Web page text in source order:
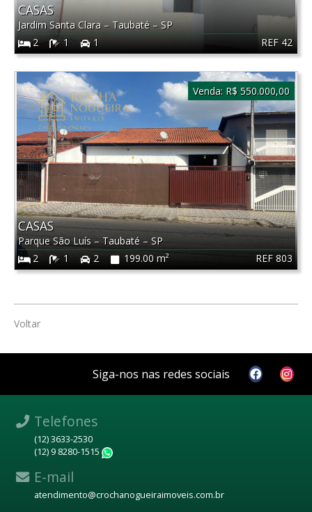
REF 42
CASAS
Jardim Santa Clara–Taubaté–SP
2
1 1
REF 803
CASAS
Parque São Luís –Taubaté – SP
2
1 2 199.00 m²
Venda: R$ 550.000,00
Voltar
Siga-nos nas redes sociais
Telefones
(12) 3633-2530
(12) 9 8280-1515
E-mail
atendimento@crochanogueiraimoveis.com.br